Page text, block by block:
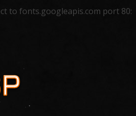
to fonts.googleapis.com port 80: